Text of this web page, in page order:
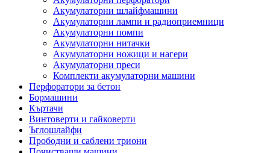
Акумулаторни шлайфмашини
Акумулаторни лампи и радиоприемници
Акумулаторни помпи
Акумулаторни нитачки
Акумулаторни ножици и нагери
Акумулаторни преси
Комплекти акумулаторни машини
Перфоратори за бетон
Бормашини
Къртачи
Винтоверти и гайковерти
Ъглошлайфи
Прободни и саблени триони